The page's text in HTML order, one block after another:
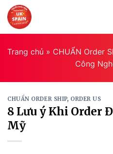
Skip
to
content
Trang chủ » CHUẨN Order
Công
CHUẨN ORDER SHIP, ORDER US
8 Lưu ý Khi Order
Mỹ